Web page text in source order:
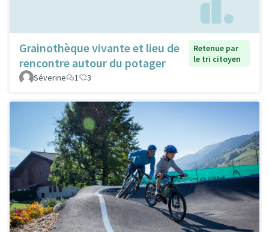
Grainothèque vivante et lieu de
rencontre autour du potager
Retenue par
le tri citoyen
Séverine
1 3